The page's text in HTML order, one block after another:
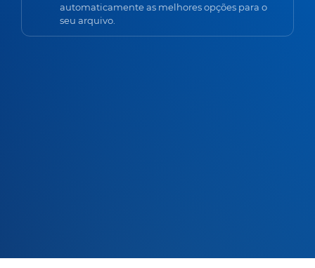
automaticamente as melhores opções para o
seu arquivo.